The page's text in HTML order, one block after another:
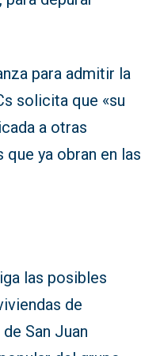
para admitir la
solicita que «su
a otras
ya obran en las
las posibles
de
San Juan